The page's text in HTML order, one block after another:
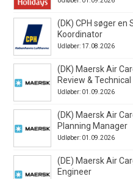
(DK) CPH søger
Koordinator
Udløber: 17.08.2026
(DK) Maersk Air
Review &
Udløber: 01.09.2026
(DK) Maersk Air
Planning Manager
Udløber: 01.09.2026
(DE) Maersk Air
Engineer